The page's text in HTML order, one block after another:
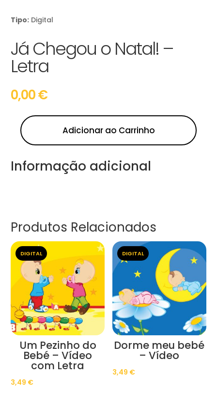
Tipo: Digital
Já Chegou o Natal! –
Letra
0,00€
Adicionar ao Carrinho
Informação adicional
Produtos Relacionados
DIGITAL
Um Pezinho do
Bebé – Vídeo
com Letra
3,49 €
DIGITAL
Dorme meu bebé
– Vídeo
3,49 €